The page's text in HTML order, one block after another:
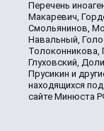
Перечень
Макаревич,
Смольянинов,
Навальный,
Толоконникова,
Глуховский,
Прусикин и
находящихся
сайте Минюста